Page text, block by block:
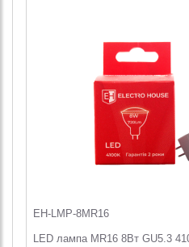
EH-LMP-8MR16
LED лампа MR16 8Вт GU5.3